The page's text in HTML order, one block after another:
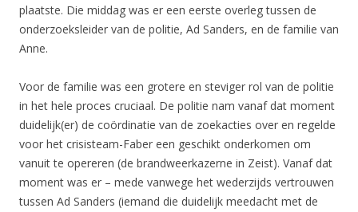
plaatste. Die middag was er een eerste overleg tussen de
onderzoeksleider van de politie, Ad Sanders, en de familie van
Anne.
Voor de familie was een grotere en steviger rol van de politie
in het hele proces cruciaal. De politie nam vanaf dat moment
duidelijk(er) de coördinatie van de zoekacties over en regelde
voor het crisisteam-Faber een geschikt onderkomen om
vanuit te opereren (de brandweerkazerne in Zeist). Vanaf dat
moment was er – mede vanwege het wederzijds vertrouwen
tussen Ad Sanders (iemand die duidelijk meedacht met de